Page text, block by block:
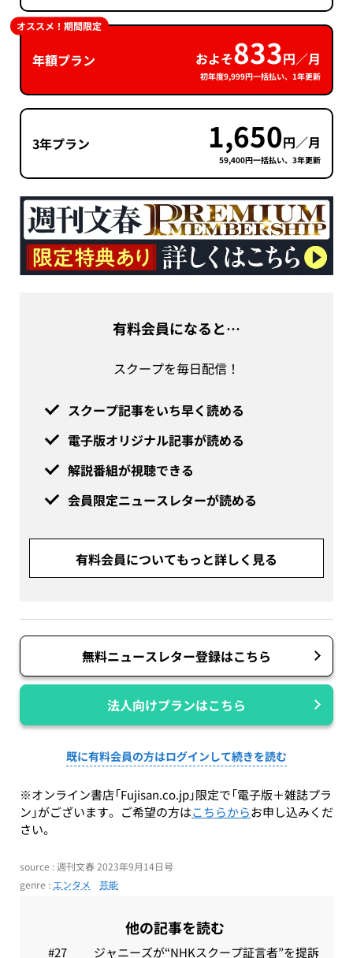
年額プラン およそ833円／月
初年度9,999円一括払い、1年更新
オススメ！期間限定
3年プラン 1,650円／月
59,400円一括払い、3年更新
有料会員になると…
スクープを毎日配信！
スクープ記事をいち早く読める
電子版オリジナル記事が読める
解説番組が視聴できる
会員限定ニュースレターが読める
有料会員についてもっと詳しく見る
無料ニュースレター登録はこちら
法人向けプランはこちら
既に有料会員の方はログインして続きを読む
※オンライン書店「Fujisan.co.jp」限定で「電子版＋雑誌プラ
ン」がございます。ご希望の方はこちらからお申し込みくだ
さい。
source : 週刊文春 2023年9月14日号
genre : エンタメ 芸能
他の記事を読む
ジャニーズが“NHKスクープ証言者”を提訴